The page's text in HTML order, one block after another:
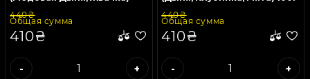
440₴
Общая сумма
410₴
- +
440₴
Общая сумма
410₴
- +